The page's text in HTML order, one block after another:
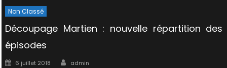
Non Classé
Découpage Martien : nouvelle répartition des
épisodes
Posted
6 juillet 2018 Author
admin